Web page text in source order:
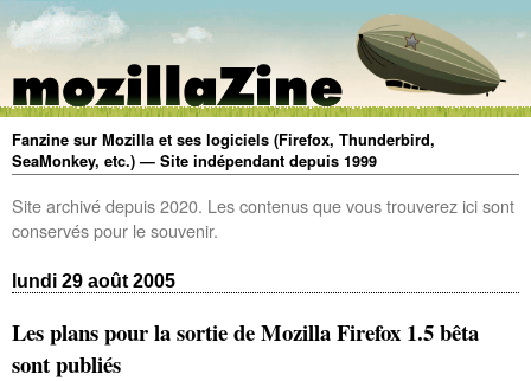
Fanzine sur Mozilla et ses logiciels (Firefox, Thunderbird,
SeaMonkey, etc.) — Site indépendant depuis 1999
Site archivé depuis 2020. Les contenus que vous trouverez ici sont
conservés pour le souvenir.
lundi 29 août 2005
Les plans pour la sortie de Mozilla Firefox 1.5 bêta
sont publiés